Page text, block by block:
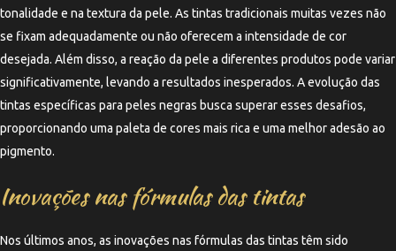
tonalidade e na textura da pele. As tintas tradicionais muitas vezes não
se fixam adequadamente ou não oferecem a intensidade de cor
desejada. Além disso, a reação da pele a diferentes produtos pode variar
significativamente, levando a resultados inesperados. A evolução das
tintas específicas para peles negras busca superar esses desafios,
proporcionando uma paleta de cores mais rica e uma melhor adesão ao
pigmento.
Inovações nas fórmulas das tintas
Nos últimos anos, as inovações nas fórmulas das tintas têm sido